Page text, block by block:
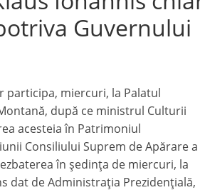
Guvernului
participa, miercuri, la Palatul
după ce ministrul Culturii
acesteia în Patrimoniul
Consiliului Suprem de Apărare a
în ședința de miercuri, la
dat de Administrația Prezidențială,